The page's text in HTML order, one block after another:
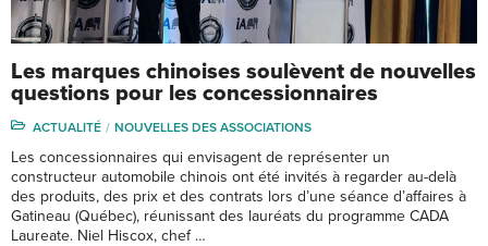
Les marques chinoises soulèvent de nouvelles
questions pour les concessionnaires
ACTUALITÉ NOUVELLES DES ASSOCIATIONS
Les concessionnaires qui envisagent de représenter un
constructeur automobile chinois ont été invités à regarder au-delà
des produits, des prix et des contrats lors d’une séance d’affaires à
Gatineau (Québec), réunissant des lauréats du programme CADA
Laureate. Niel Hiscox, chef …